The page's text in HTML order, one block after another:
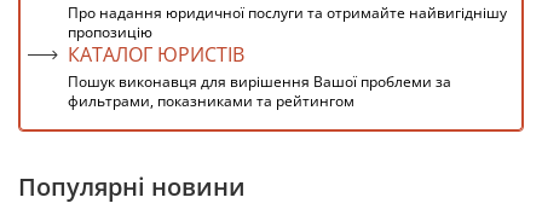
Про надання юридичної послуги та отримайте найвигіднішу
пропозицію
КАТАЛОГ ЮРИСТІВ
Пошук виконавця для вирішення Вашої проблеми за
фильтрами, показниками та рейтингом
Популярні новини